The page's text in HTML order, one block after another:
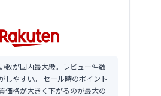
数が国内最大級。レビュー件数
しやすい。 セール時のポイント
価格が大きく下がるのが最大の